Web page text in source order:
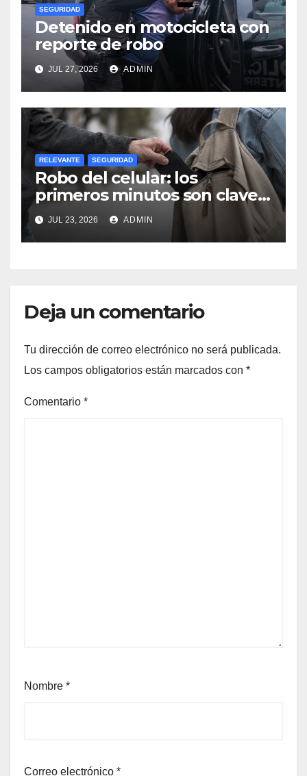
SEGURIDAD
Detenido en motocicleta con
reporte de robo
JUL 27, 2026 ADMIN
RELEVANTE SEGURIDAD
Robo del celular: los
primeros minutos son clave
para proteger tu dinero
JUL 23, 2026 ADMIN
Deja un comentario
Tu dirección de correo electrónico no será publicada.
Los campos obligatorios están marcados con *
Comentario *
Nombre *
Correo electrónico *